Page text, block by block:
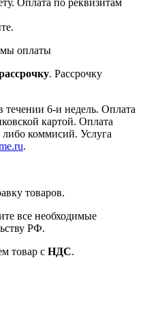
оплаты
. Рассрочку
течении 6-и недель. Оплата
картой. Оплата
либо коммисий. Услуга
.
товаров.
все необходимые
РФ.
товар с НДС.